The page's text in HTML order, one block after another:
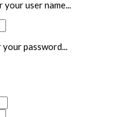
user name...
password...